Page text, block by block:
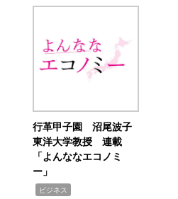
行革甲子園 沼尾波子
東洋大学教授 連載
「よんななエコノミ
ー」
ビジネス